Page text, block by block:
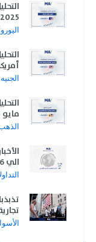
2025
اليورو
أمريكي 12
مايو 2025
الي 16 مايو 2025: أبرز الأحداث والتوقعات